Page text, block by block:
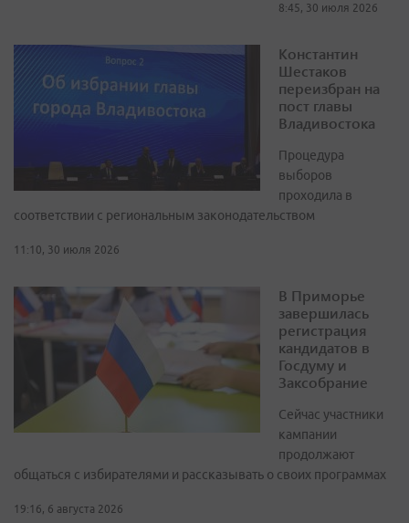
8:45, 30 июля 2026
Константин
Шестаков
переизбран на
пост главы
Владивостока
Процедура
выборов
проходила в
соответствии с региональным законодательством
11:10, 30 июля 2026
В Приморье
завершилась
регистрация
кандидатов в
Госдуму и
Заксобрание
Сейчас участники
кампании
продолжают
общаться с избирателями и рассказывать о своих программах
19:16, 6 августа 2026